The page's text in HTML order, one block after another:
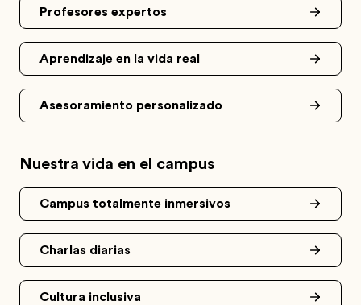
Profesores expertos
Aprendizaje en la vida real
Asesoramiento personalizado
Nuestra vida en el campus
Campus totalmente inmersivos
Charlas diarias
Cultura inclusiva